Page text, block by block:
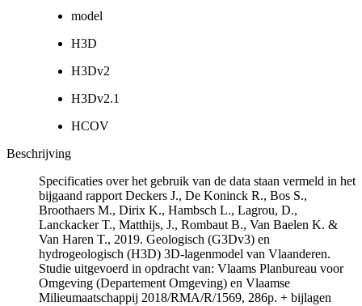
model
H3D
H3Dv2
H3Dv2.1
HCOV
Beschrijving
Specificaties over het gebruik van de data staan vermeld in het
bijgaand rapport Deckers J., De Koninck R., Bos S.,
Broothaers M., Dirix K., Hambsch L., Lagrou, D.,
Lanckacker T., Matthijs, J., Rombaut B., Van Baelen K. &
Van Haren T., 2019. Geologisch (G3Dv3) en
hydrogeologisch (H3D) 3D-lagenmodel van Vlaanderen.
Studie uitgevoerd in opdracht van: Vlaams Planbureau voor
Omgeving (Departement Omgeving) en Vlaamse
Milieumaatschappij 2018/RMA/R/1569, 286p. + bijlagen